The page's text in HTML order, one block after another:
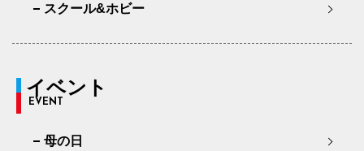
スクール&ホビー
イベント
EVENT
母の日